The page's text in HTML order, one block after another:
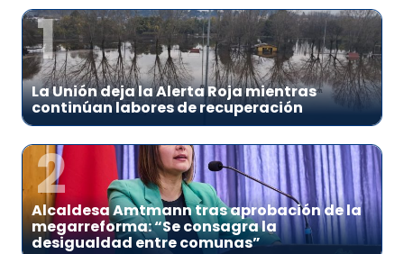
1
La Unión deja la Alerta Roja mientras
continúan labores de recuperación
2
Alcaldesa Amtmann tras aprobación de la
megarreforma: “Se consagra la
desigualdad entre comunas”